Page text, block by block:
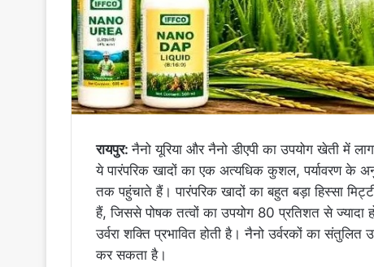
रायपुर:नैनो यूरिया और नैनो डीएपी का उपयोग खेती में
ये पारंपरिक खादों का एक अत्यधिक कुशल, पर्यावरण के
तक पहुंचाते हैं। पारंपरिक खादों का बहुत बड़ा हिस्सा
हैं, जिससे पोषक तत्वों का उपयोग 80 प्रतिशत से ज्यादा
उर्वरा शक्ति प्रभावित होती है। नैनो उर्वरकों का
कर सकता है।